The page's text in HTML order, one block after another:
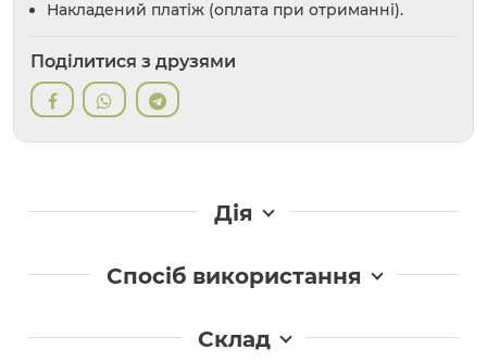
Накладений платіж (оплата при отриманні).
Поділитися з друзями
Дія
Спосіб використання
Склад